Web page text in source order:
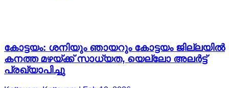
കോട്ടയം: ശനിയും ഞായറും കോട്ടയം ജില്ലയിൽ
കനത്ത മഴയ്ക്ക് സാധ്യത, യെല്ലോ അലർട്ട്
പ്രഖ്യാപിച്ചു